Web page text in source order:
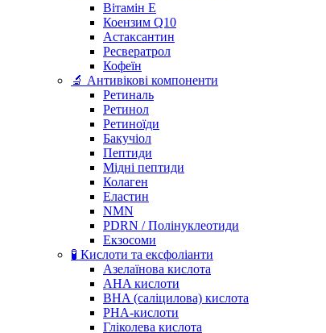
Вітамін Е
Коензим Q10
Астаксантин
Ресвератрол
Кофеїн
🔬 Антивікові компоненти
Ретиналь
Ретинол
Ретиноїди
Бакучіол
Пептиди
Мідні пептиди
Колаген
Еластин
NMN
PDRN / Полінуклеотиди
Екзосоми
🧪 Кислоти та ексфоліанти
Азелаїнова кислота
AHA кислоти
BHA (саліцилова) кислота
PHA-кислоти
Гліколева кислота